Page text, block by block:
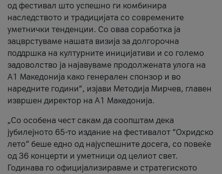
од фестивал што успешно ги комбинира
наследството и традицијата со современите
уметнички тенденции. Со оваа соработка ја
зацврстуваме нашата визија за долгорочна
поддршка на културните иницијативи и со големо
задоволство ја најавуваме продолжената улога на
A1 Македонија како генерален спонзор и во
наредните години“, изјави Методија Мирчев, главен
извршен директор на A1 Македонија.
„Со особена чест сакам да соопштам дека
јубилејното 65-то издание на фестивалот “Охридско
лето” беше едно од најуспешните досега, со повеќе
од 36 концерти и уметници од целиот свет.
Годинава го официјализиравме и стратегиското